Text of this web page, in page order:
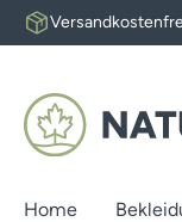
Hauptinhalt
Zur Suche springen
Zur
Home